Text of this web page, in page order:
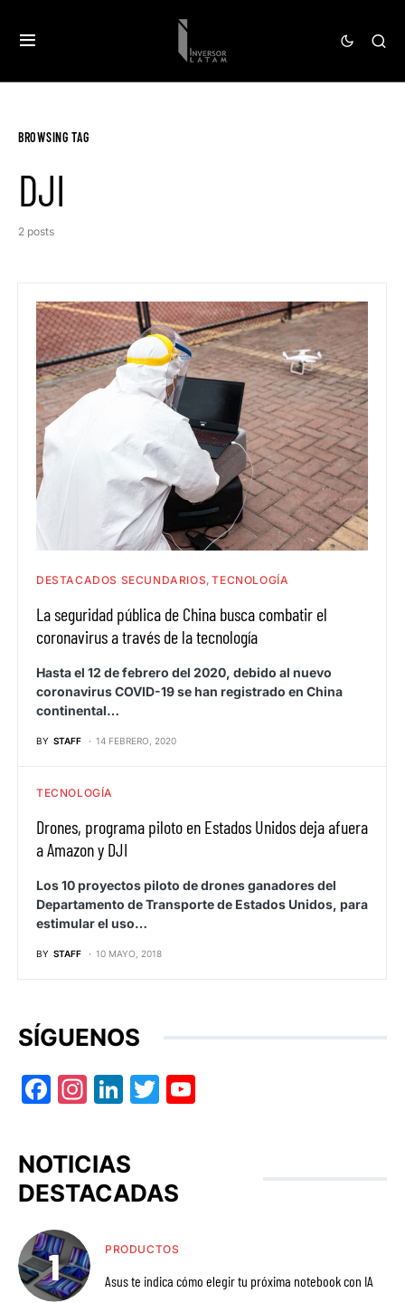
BROWSING TAG
DJI
2 posts
DESTACADOS SECUNDARIOS TECNOLOGÍA
La seguridad pública de China busca combatir el
coronavirus a través de la tecnología
Hasta el 12 de febrero del 2020, debido al nuevo
coronavirus COVID-19 se han registrado en China
continental…
BY STAFF 14 FEBRERO, 2020
TECNOLOGÍA
Drones, programa piloto en Estados Unidos deja afuera
a Amazon y DJI
Los 10 proyectos piloto de drones ganadores del
Departamento de Transporte de Estados Unidos, para
estimular el uso…
BY STAFF 10 MAYO, 2018
SÍGUENOS
Facebook
Instagram
LinkedIn
Twitter
NOTICIAS
DESTACADAS
PRODUCTOS
Asus te indica cómo elegir tu próxima notebook con IA